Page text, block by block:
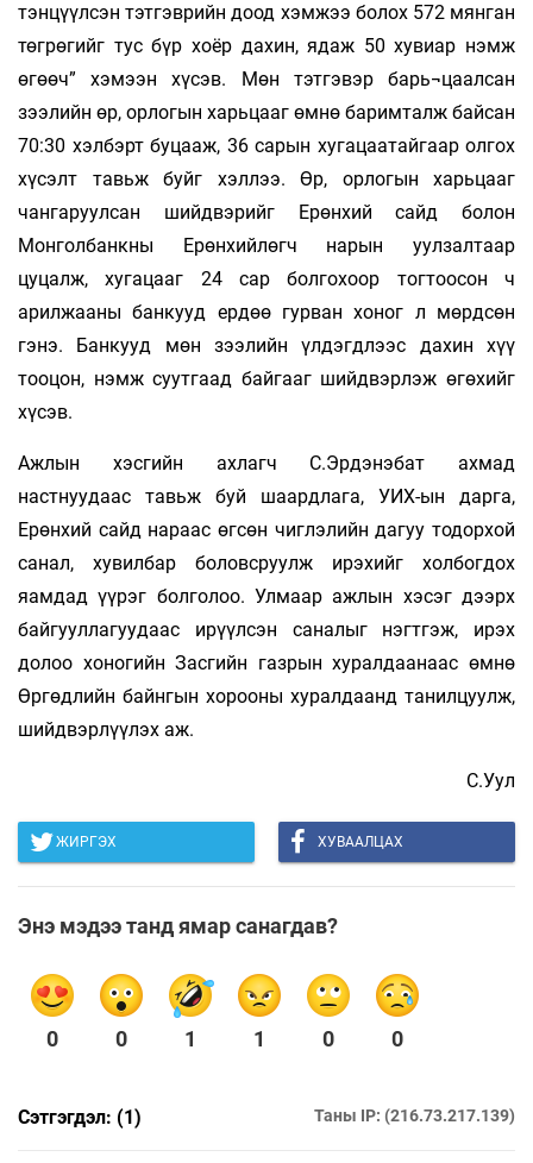
тэнцүүлсэн тэтгэврийн доод хэмжээ болох 572 мянган
төгрөгийг тус бүр хоёр дахин, ядаж 50 хувиар нэмж
өгөөч” хэмээн хүсэв. Мөн тэтгэвэр барь¬цаалсан
зээлийн өр, орлогын харьцааг өмнө баримталж байсан
70:30 хэлбэрт буцааж, 36 сарын хугацаатайгаар олгох
хүсэлт тавьж буйг хэллээ. Өр, орлогын харьцааг
чангаруулсан шийдвэрийг Ерөнхий сайд болон
Монголбанкны Ерөнхийлөгч нарын уулзалтаар
цуцалж, хугацааг 24 сар болгохоор тогтоосон ч
арилжааны банкууд ердөө гурван хоног л мөрдсөн
гэнэ. Банкууд мөн зээлийн үлдэгдлээс дахин хүү
тооцон, нэмж суутгаад байгааг шийдвэрлэж өгөхийг
хүсэв.
Ажлын хэсгийн ахлагч С.Эрдэнэбат ахмад
настнуудаас тавьж буй шаардлага, УИХ-ын дарга,
Ерөнхий сайд нараас өгсөн чиглэлийн дагуу тодорхой
санал, хувилбар боловсруулж ирэхийг холбогдох
яамдад үүрэг болголоо. Улмаар ажлын хэсэг дээрх
байгууллагуудаас ирүүлсэн саналыг нэгтгэж, ирэх
долоо хоногийн Засгийн газрын хуралдаанаас өмнө
Өргөдлийн байнгын хорооны хуралдаанд танилцуулж,
шийдвэрлүүлэх аж.
C.Уул
ЖИРГЭХ ХУВААЛЦАХ
Энэ мэдээ танд ямар санагдав?
0 0 1 1 0 0
Сэтгэгдэл: (1) Таны IP: (216.73.217.139)